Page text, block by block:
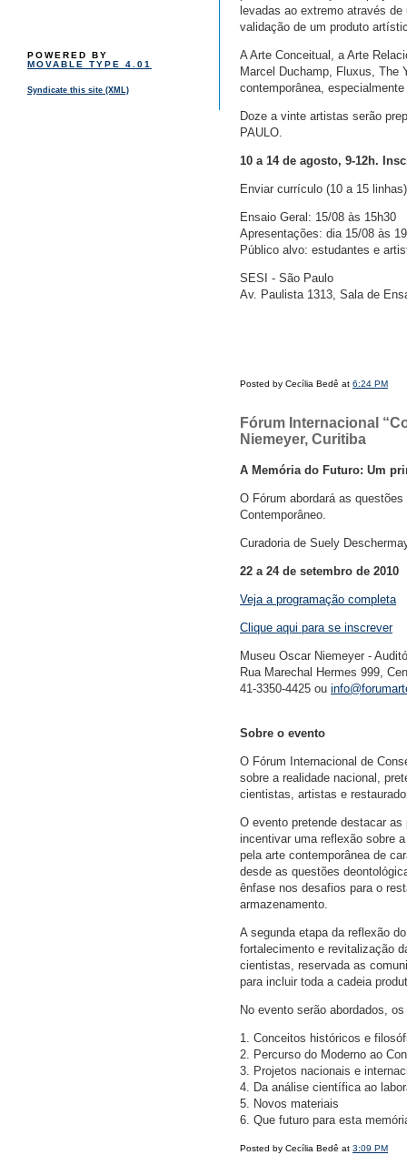
POWERED BY
MOVABLE TYPE 4.01
Syndicate this site (XML)
levadas ao extremo através
validação de um produto
A Arte Conceitual, a Arte
Marcel Duchamp, Fluxus, The
contemporânea,
Doze a vinte artistas serão
PAULO.
10 a 14 de agosto, 9-12h.
Enviar currículo (10 a 15
Ensaio Geral: 15/08 às 15h30
Apresentações: dia 15/08 às
Público alvo: estudantes e
SESI - São Paulo
Av. Paulista 1313, Sala de
Posted by Cecília Bedê at 6:24 PM
Fórum Internacional
Niemeyer, Curitiba
A Memória do Futuro: Um
O Fórum abordará as
Contemporâneo.
Curadoria de Suely
22 a 24 de setembro de 2010
Veja a programação completa
Clique aqui para se inscrever
Museu Oscar Niemeyer -
Rua Marechal Hermes 999,
41-3350-4425 ou
Sobre o evento
O Fórum Internacional de
sobre a realidade nacional,
cientistas, artistas e
O evento pretende destacar
incentivar uma reflexão sobre
pela arte contemporânea de
desde as questões
ênfase nos desafios para o
armazenamento.
A segunda etapa da reflexão
fortalecimento e revitalização
cientistas, reservada as
para incluir toda a cadeia
No evento serão abordados,
1. Conceitos históricos e
2. Percurso do Moderno ao
3. Projetos nacionais e
4. Da análise científica ao
5. Novos materiais
6. Que futuro para esta
Posted by Cecília Bedê at 3:09 PM